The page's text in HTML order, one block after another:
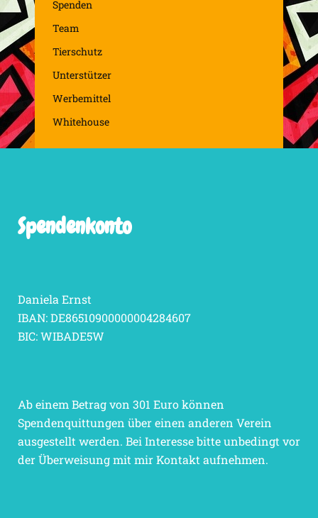
Spenden
Team
Tierschutz
Unterstützer
Werbemittel
Whitehouse
Spendenkonto
Daniela Ernst
IBAN: DE86510900000004284607
BIC: WIBADE5W
Ab einem Betrag von 301 Euro können
Spendenquittungen über einen anderen Verein
ausgestellt werden. Bei Interesse bitte unbedingt vor
der Überweisung mit mir Kontakt aufnehmen.